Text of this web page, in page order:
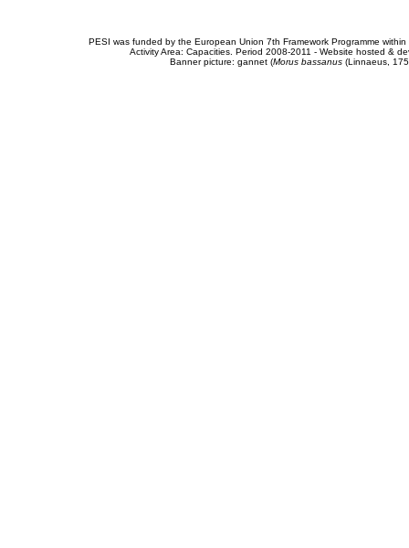
PESI was funded by the European Union 7th Framework Programme
Activity Area: Capacities. Period 2008-2011 - Website hosted &
Banner picture: gannet (Morus bassanus(Linnaeus,